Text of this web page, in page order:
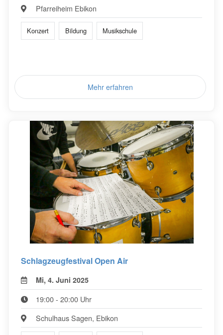
Pfarreiheim Ebikon
Konzert Bildung Musikschule
Mehr erfahren
Schlagzeugfestival Open Air
Mi, 4. Juni 2025
19:00 - 20:00 Uhr
Schulhaus Sagen, Ebikon